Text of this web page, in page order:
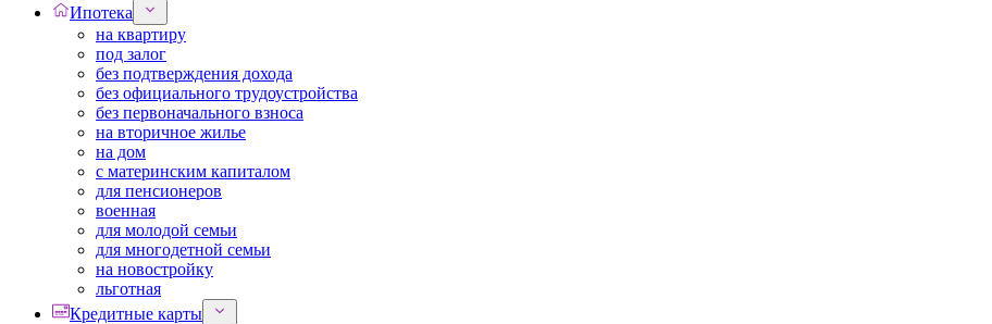
Ипотека
на квартиру
под залог
без подтверждения дохода
без официального трудоустройства
без первоначального взноса
на вторичное жилье
на дом
с материнским капиталом
для пенсионеров
военная
для молодой семьи
для многодетной семьи
на новостройку
льготная
Кредитные карты